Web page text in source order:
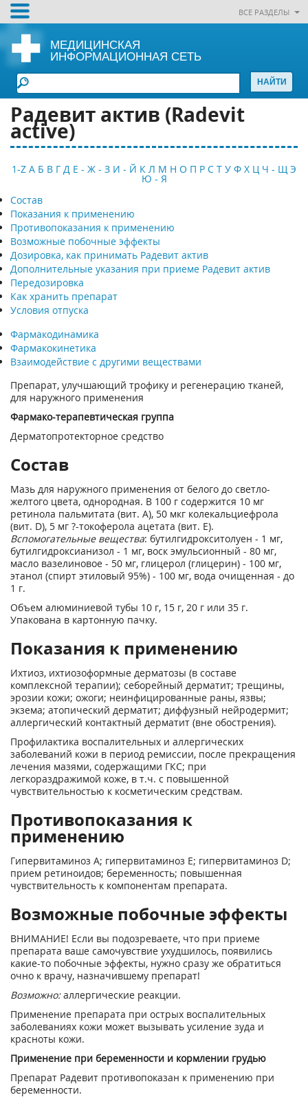
ВСЕ РАЗДЕЛЫ
МЕДИЦИНСКАЯ
ИНФОРМАЦИОННАЯ СЕТЬ
Радевит актив (Radevit
active)
1-Z А Б В Г Д Е - Ж - З И - Й К Л М Н О П Р С Т У Ф Х Ц Ч - Щ Э
Ю - Я
Состав
Показания к применению
Противопоказания к применению
Возможные побочные эффекты
Дозировка, как принимать Радевит актив
Дополнительные указания при приеме Радевит актив
Передозировка
Как хранить препарат
Условия отпуска
Фармакодинамика
Фармакокинетика
Взаимодействие с другими веществами
Препарат, улучшающий трофику и регенерацию тканей,
для наружного применения
Фармако-терапевтическая группа
Дерматопротекторное средство
Состав
Мазь для наружного применения от белого до светло-
желтого цвета, однородная. В 100 г содержится 10 мг
ретинола пальмитата (вит. А), 50 мкг колекальциефрола
(вит. D), 5 мг ?-токоферола ацетата (вит. E).
Вспомогательные вещества: бутилгидрокситолуен - 1 мг,
бутилгидроксианизол - 1 мг, воск эмульсионный - 80 мг,
масло вазелиновое - 50 мг, глицерол (глицерин) - 100 мг,
этанол (спирт этиловый 95%) - 100 мг, вода очищенная - до
1 г.
Объем алюминиевой тубы 10 г, 15 г, 20 г или 35 г.
Упакована в картонную пачку.
Показания к применению
Ихтиоз, ихтиозоформные дерматозы (в составе
комплексной терапии); себорейный дерматит; трещины,
эрозии кожи; ожоги; неинфицированные раны, язвы;
экзема; атопический дерматит; диффузный нейродермит;
аллергический контактный дерматит (вне обострения).
Профилактика воспалительных и аллергических
заболеваний кожи в период ремиссии, после прекращения
лечения мазями, содержащими ГКС; при
легкораздражимой коже, в т.ч. с повышенной
чувствительностью к косметическим средствам.
Противопоказания к
применению
Гипервитаминоз A; гипервитаминоз E; гипервитаминоз D;
прием ретиноидов; беременность; повышенная
чувствительность к компонентам препарата.
Возможные побочные эффекты
ВНИМАНИЕ! Если вы подозреваете, что при приеме
препарата ваше самочувствие ухудшилось, появились
какие-то побочные эффекты, нужно сразу же обратиться
очно к врачу, назначившему препарат!
Возможно:аллергические реакции.
Применение препарата при острых воспалительных
заболеваниях кожи может вызывать усиление зуда и
красноты кожи.
Применение при беременности и кормлении грудью
Препарат Радевит противопоказан к применению при
беременности.